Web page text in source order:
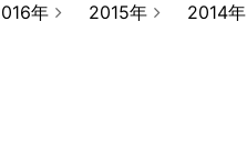
年 2015年
2014年